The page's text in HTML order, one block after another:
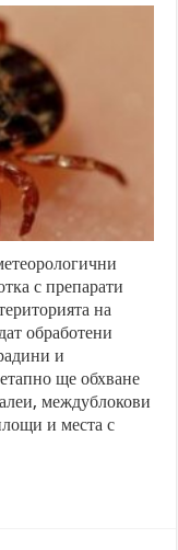
с препарати
на
обработени
и
ще обхване
междублокови
и места с